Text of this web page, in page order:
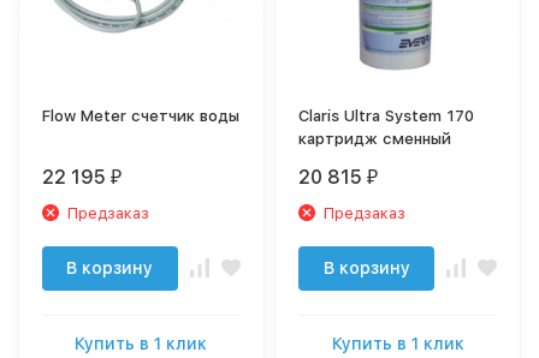
Flow Meter счетчик воды
22 195 ₽
Предзаказ
В корзину
Купить в 1 клик
Claris Ultra System 170
картридж сменный
20 815 ₽
Предзаказ
В корзину
Купить в 1 клик